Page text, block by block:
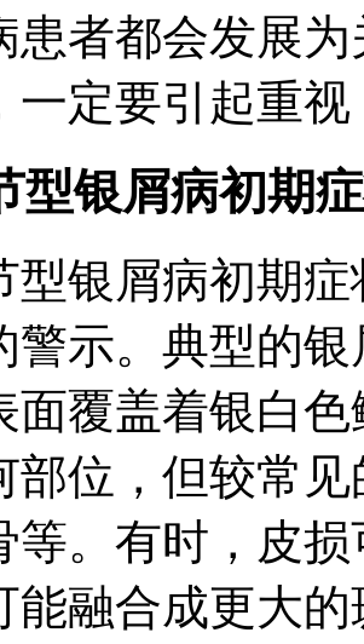
患者都会发展
一定要引起重
型银屑病初期
型银屑病初期
警示。典型的
面覆盖着银白
部位，但较常
等。有时，皮
能融合成更大